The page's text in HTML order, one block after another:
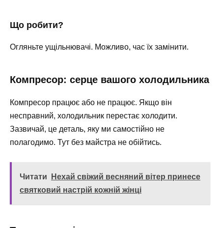
Що робити?
Огляньте ущільнювачі. Можливо, час їх замінити.
Компресор: серце вашого холодильника
Компресор працює або не працює. Якщо він
несправний, холодильник перестає холодити.
Зазвичай, це деталь, яку ми самостійно не
полагодимо. Тут без майстра не обійтись.
Читати
Нехай свіжий весняний вітер принесе
святковий настрій кожній жінці